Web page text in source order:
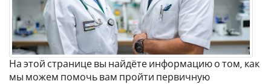
На этой странице вы найдёте информацию о том, как
мы можем помочь вам пройти первичную